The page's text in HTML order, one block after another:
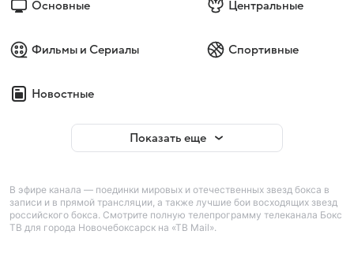
Основные Центральные
Фильмы и Сериалы Спортивные
Новостные
Показать еще
В эфире канала — поединки мировых и отечественных звезд бокса в
записи и в прямой трансляции, а также лучшие бои восходящих звезд
российского бокса. Смотрите полную телепрограмму телеканала Бокс
ТВ для города Новочебоксарск на «ТВ Mail».